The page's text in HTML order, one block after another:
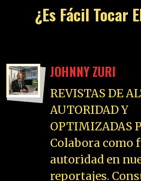
¿Es Fácil Tocar
JOHNNY ZURI
REVISTAS DE
AUTORIDAD Y
OPTIMIZADAS
Colabora como
autoridad en
reportajes.